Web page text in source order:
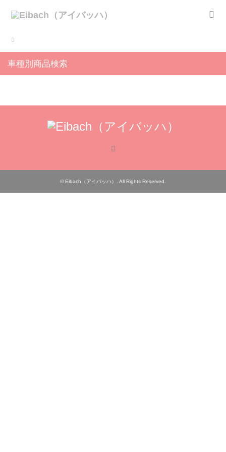
車種別商品検索
© Eibach（アイバッハ） . All Rights Reserved.